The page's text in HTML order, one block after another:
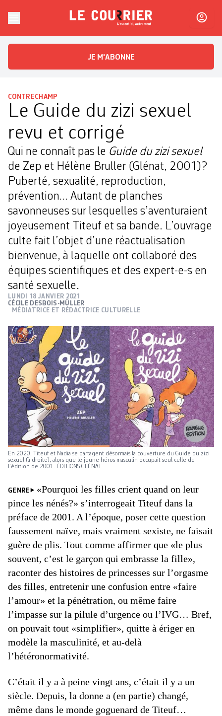
Le CourrierL'essentiel, autrement
JE M'ABONNE
CONTRECHAMP
Le Guide du zizi sexuel
revu et corrigé
Qui ne connaît pas le Guide du zizi sexuel
de Zep et Hélène Bruller (Glénat, 2001)?
Puberté, sexualité, reproduction,
prévention… Autant de planches
savonneuses sur lesquelles s’aventuraient
joyeusement Titeuf et sa bande. L’ouvrage
culte fait l’objet d’une réactualisation
bienvenue, à laquelle ont collaboré des
équipes scientifiques et des expert-e-s en
santé sexuelle.
LUNDI 18 JANVIER 2021
CÉCILE DESBOIS-MÜLLER
MÉDIATRICE ET RÉDACTRICE CULTURELLE
En 2020, Titeuf et Nadia se partagent désormais la couverture du Guide du zizi
sexuel (à droite), alors que le jeune héros masculin occupait seul celle de
l’édition de 2001. ÉDITIONS GLÉNAT
GENRE
«Pourquoi les filles crient quand on leur
pince les nénés?» s’interrogeait Titeuf dans la
préface de 2001. A l’époque, poser cette question
faussement naïve, mais vraiment sexiste, ne faisait
guère de plis. Tout comme affirmer que «le plus
souvent, c’est le garçon qui embrasse la fille»,
raconter des histoires de princesses sur l’orgasme
des filles, entretenir une confusion entre «faire
l’amour» et la pénétration, ou même faire
l’impasse sur la pilule d’urgence ou l’IVG… Bref,
on pouvait tout «simplifier», quitte à ériger en
modèle la masculinité, et au-delà
l’hétéronormativité.
C’était il y a à peine vingt ans, c’était il y a un
siècle. Depuis, la donne a (en partie) changé,
même dans le monde goguenard de Titeuf…